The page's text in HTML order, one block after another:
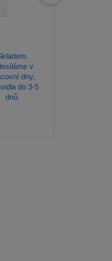
v
dny,
do 3-5
dnů.